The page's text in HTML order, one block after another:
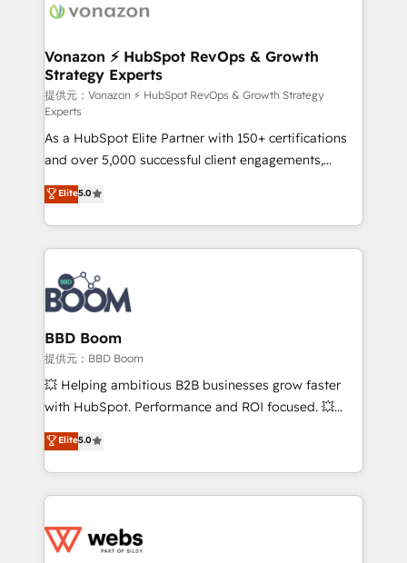
delà d’une simple transformation digitale et des
➤ L’intégration de CRM et de méthodologie RevOps
pour aligner les équipes marketing, commerciales et
support client (data migration, synchronisation API,
audit et maintenance) ➤ La création de sites internet
de conversion qui transforment les visiteurs en
opportunités d'affaires ➤ La mise en place de
stratégies d'acquisition marketing (SEO, SEA,
inbound, automatisation marketing, ABM, IA,
emailing) Informations clés : - 10 ans d'expérience -
100+ intégrations CRM HubSpot réussies - 40
experts conseil - 150 certifications HubSpot
cumulées
Vonazon ⚡ HubSpot RevOps & Growth
Strategy Experts
提供元：Vonazon ⚡ HubSpot RevOps & Growth Strategy
Experts
As a HubSpot Elite Partner with 150+ certifications
and over 5,000 successful client engagements,
Vonazon turns marketing complexity into
measurable, scalable growth. From onboarding to
enterprise-grade campaigns, our in-house team
builds scalable strategies that drive long-term
revenue. ⚙️ HubSpot Integration & Optimization •
Seamless CRM, CMS, and automation setup •
Complex platform migrations and data cleanups •
Custom APIs and third-party integrations 📈 End-to-
End Revenue Acceleration • Lifecycle marketing and
pipeline growth programs • Sales enablement tools
and CRM optimization • Retention strategies with
Execution • 750+ onboardings and 2,000+
implementations • Deep expertise across marketing,
Elite5.0
BBD Boom
提供元：BBD Boom
💥 Helping ambitious B2B businesses grow faster
with HubSpot. Performance and ROI focused. 💥
BBD Boom is the HubSpot partner that can help you
to HubSpot Better. We work with your teams to
solve all your HubSpot challenges and improve user
adoption, sales process and marketing results.
the first time 🔧 Designing and optimising your
Elite5.0